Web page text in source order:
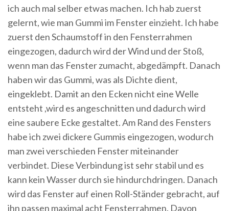
ich auch mal selber etwas machen. Ich hab zuerst
gelernt, wie man Gummi im Fenster einzieht. Ich habe
zuerst den Schaumstoff in den Fensterrahmen
eingezogen, dadurch wird der Wind und der Stoß,
wenn man das Fenster zumacht, abgedämpft. Danach
haben wir das Gummi, was als Dichte dient,
eingeklebt. Damit an den Ecken nicht eine Welle
entsteht ,wird es angeschnitten und dadurch wird
eine saubere Ecke gestaltet. Am Rand des Fensters
habe ich zwei dickere Gummis eingezogen, wodurch
man zwei verschieden Fenster miteinander
verbindet. Diese Verbindung ist sehr stabil und es
kann kein Wasser durch sie hindurchdringen. Danach
wird das Fenster auf einen Roll-Ständer gebracht, auf
ihn passen maximal acht Fensterrahmen. Davon